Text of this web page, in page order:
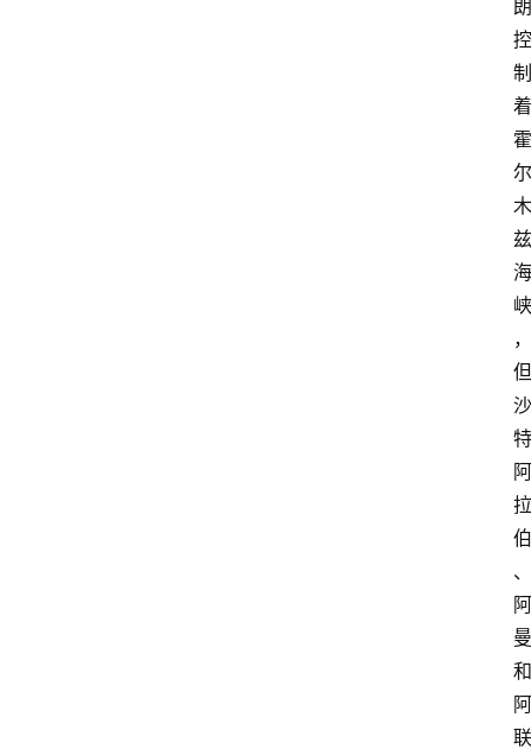
朗
控
制
着
霍
尔
木
兹
海
峡
，
但
沙
特
阿
拉
伯
、
阿
曼
和
阿
联